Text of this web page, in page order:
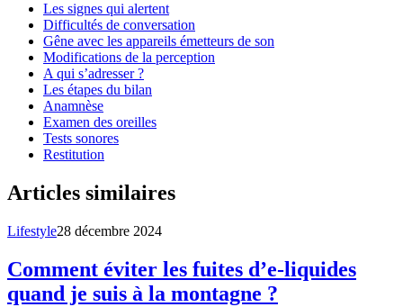
Les signes qui alertent
Difficultés de conversation
Gêne avec les appareils émetteurs de son
Modifications de la perception
A qui s’adresser ?
Les étapes du bilan
Anamnèse
Examen des oreilles
Tests sonores
Restitution
Articles similaires
Lifestyle28 décembre 2024
Comment éviter les fuites d’e-liquides
quand je suis à la montagne ?